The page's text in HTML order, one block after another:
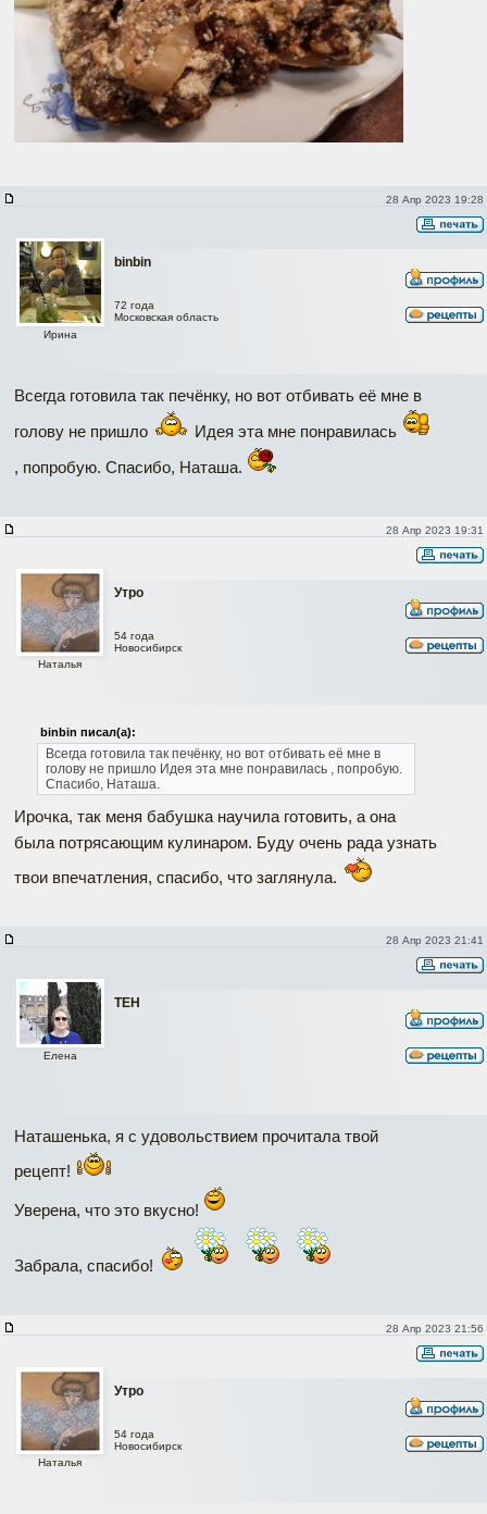
28 Апр 2023 19:28
binbin
Ирина
72 года
Московская область
Всегда готовила так печёнку, но вот отбивать её мне в
голову не пришло
Идея эта мне понравилась
, попробую. Спасибо, Наташа.
28 Апр 2023 19:31
Утро
Наталья
54 года
Новосибирск
binbin писал(а):
Всегда готовила так печёнку, но вот отбивать её мне в
голову не пришло Идея эта мне понравилась , попробую.
Спасибо, Наташа.
Ирочка, так меня бабушка научила готовить, а она
была потрясающим кулинаром. Буду очень рада узнать
твои впечатления, спасибо, что заглянула.
28 Апр 2023 21:41
ТЕН
Елена
Наташенька, я с удовольствием прочитала твой
рецепт!
Уверена, что это вкусно!
Забрала, спасибо!
28 Апр 2023 21:56
Утро
Наталья
54 года
Новосибирск